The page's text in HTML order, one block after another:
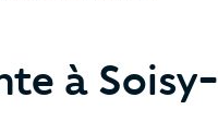
à Soisy-